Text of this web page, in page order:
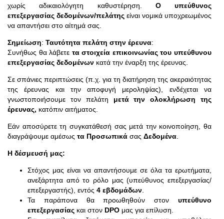
χωρίς αδικαιολόγητη καθυστέρηση. Ο υπεύθυνος
επεξεργασίας δεδομένων/πελάτης είναι νομικά υποχρεωμένος
να απαντήσει στο αίτημά σας.
Σημείωση: Ταυτότητα πελάτη στην έρευνα:
Συνήθως θα λάβετε τα στοιχεία επικοινωνίας του υπεύθυνου
επεξεργασίας δεδομένων κατά την έναρξη της έρευνας.
Σε σπάνιες περιπτώσεις (π.χ. για τη διατήρηση της ακεραιότητας
της έρευνας και την αποφυγή μεροληψίας), ενδέχεται να
γνωστοποιήσουμε τον πελάτη μετά την ολοκλήρωση της
έρευνας, κατόπιν αιτήματος.
Εάν αποσύρετε τη συγκατάθεσή σας μετά την κοινοποίηση, θα
διαγράψουμε αμέσως τα Προσωπικά σας Δεδομένα
Η δέσμευσή μας:
Στόχος μας είναι να απαντήσουμε σε όλα τα ερωτήματα,
ανεξάρτητα από το ρόλο μας (υπεύθυνος επεξεργασίας/
επεξεργαστής), εντός 4 εβδομάδων
Τα παράπονα θα προωθηθούν στον υπεύθυνο
επεξεργασίας και στον DPO μας για επίλυση.